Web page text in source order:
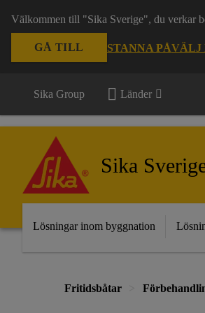
Välkommen till "Sika Sverige", du verkar
GÅ TILL STANNA PÅVÄLJ
Sika Group Länder
Sika
Lösningar inom byggnation
Fritidsbåtar